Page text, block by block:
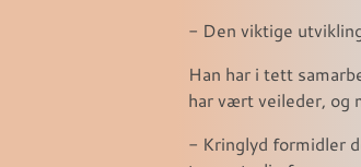
- Den viktige
Han har i tett
har vært veileder, og
- Kringlyd formidler